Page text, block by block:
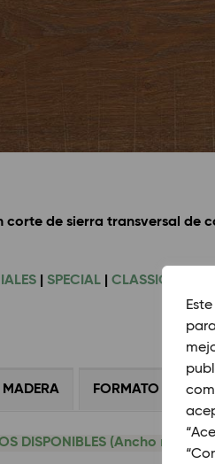
corte de sierra transversal de
SPECIAL
CLASSIC
MADERA FORMATO
DISPONIBLES (Ancho mm x